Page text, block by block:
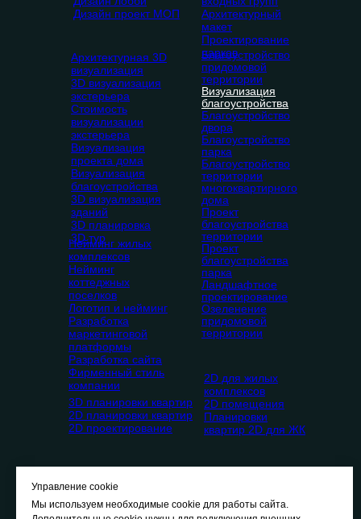
Благоустройство
придомовой
территории
Визуализация
благоустройства
Благоустройство
двора
Благоустройство
парка
Благоустройство
территории
многоквартирного
дома
Проект
благоустройства
территории
Проект
благоустройства
парка
Ландшафтное
проектирование
Озеленение
придомовой
территории
Дизайн проект МОП
Архитектурный
макет
Проектирование
парков
3D планировки квартир
2D планировки квартир
2D проектирование
2D для жилых
комплексов
2D помещения
Планировки
квартир 2D для ЖК
Архитектурная 3D
визуализация
3D визуализация
экстерьера
Стоимость
визуализации
экстерьера
Визуализация
проекта дома
Визуализация
благоустройства
3D визуализация
зданий
3D планировка
3D тур
Нейминг жилых
комплексов
Нейминг
коттеджных
поселков
Логотип и нейминг
Разработка
маркетинговой
платформы
Разработка сайта
Фирменный стиль
компании
Управление cookie
Мы используем необходимые cookie для работы сайта.